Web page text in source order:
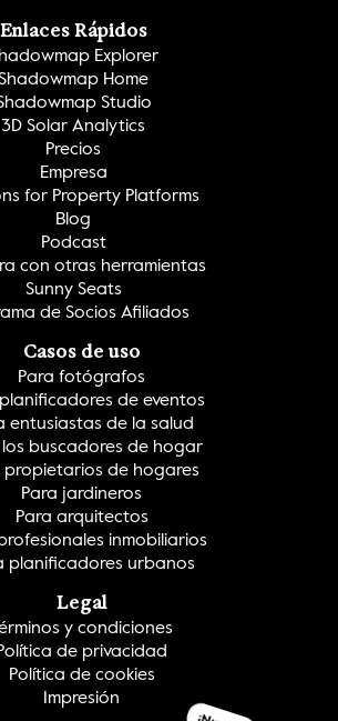
Enlaces Rápidos
Explorer
Home
Studio
3D Solar Analytics
Precios
Empresa
for Property Platforms
Blog
Podcast
con otras herramientas
Sunny Seats
de Socios Afiliados
Casos de uso
Para fotógrafos
de eventos
entusiastas de la salud
los buscadores de hogar
propietarios de hogares
Para jardineros
Para arquitectos
inmobiliarios
planificadores urbanos
Legal
y condiciones
de privacidad
Política de cookies
Impresión